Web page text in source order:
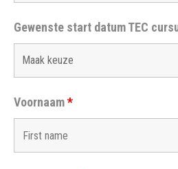
Gewenste start datum TEC
Voornaam*